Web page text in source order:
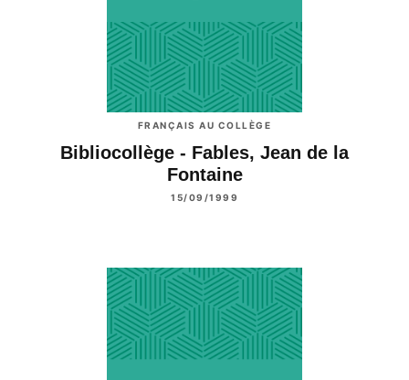
FRANÇAIS AU COLLÈGE
Bibliocollège - Fables, Jean de la
Fontaine
15/09/1999